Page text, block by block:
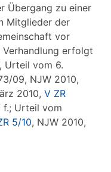
Übergang zu einer
Mitglieder der
vor
Verhandlung erfolgt
Urteil vom 6.
09, NJW 2010,
2010, V ZR
f.; Urteil vom
5/10, NJW 2010,